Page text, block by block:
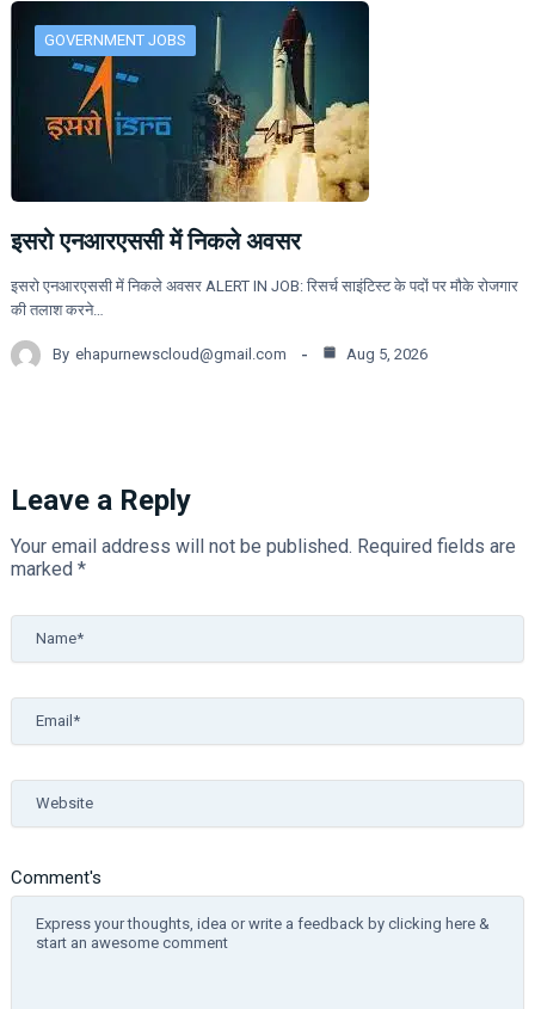
GOVERNMENT JOBS
इसरो एनआरएससी में निकले अवसर
इसरो एनआरएससी में निकले अवसर ALERT IN JOB: रिसर्च साइंटिस्ट के पदों पर मौके रोजगार
की तलाश करने…
By ehapurnewscloud@gmail.com Aug 5, 2026
Leave a Reply
Your email address will not be published. Required fields are
marked *
Comment's
Name*
Email*
Website